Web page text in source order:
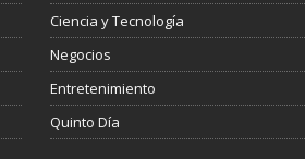
Ciencia y Tecnología
Negocios
Entretenimiento
Quinto Día